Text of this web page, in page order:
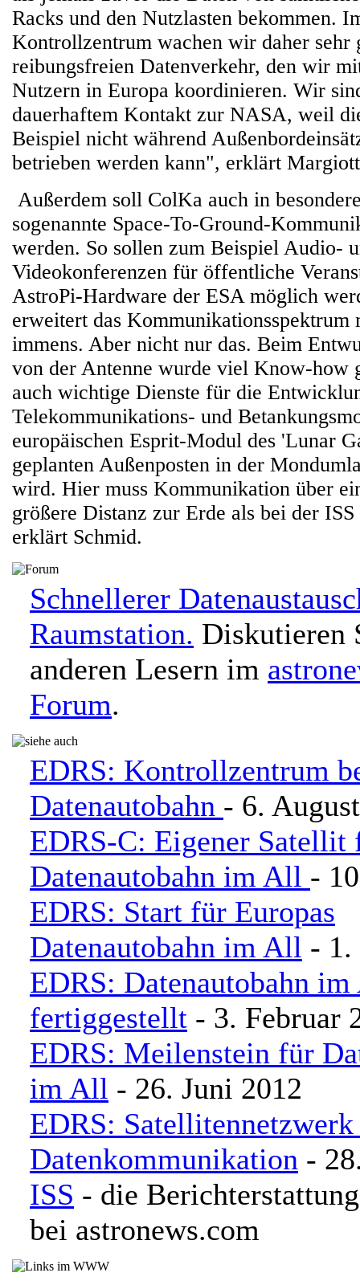
Racks und den Nutzlasten bekommen.
Kontrollzentrum wachen wir daher sehr
reibungsfreien Datenverkehr, den wir
Nutzern in Europa koordinieren. Wir
dauerhaftem Kontakt zur NASA, weil
Beispiel nicht während
betrieben werden kann", erklärt
Außerdem soll ColKa auch in
sogenannte Space-To-Ground-
werden. So sollen zum Beispiel Audio-
Videokonferenzen für öffentliche
AstroPi-Hardware der ESA möglich
erweitert das Kommunikationsspektrum
immens. Aber nicht nur das. Beim
von der Antenne wurde viel Know-how
auch wichtige Dienste für die
Telekommunikations- und
europäischen Esprit-Modul des 'Lunar
geplanten Außenposten in der
wird. Hier muss Kommunikation über
größere Distanz zur Erde als bei der
erklärt Schmid.
Schnellerer
Raumstation. Diskutieren
anderen Lesern im
Forum.
EDRS: Kontrollzentrum
Datenautobahn - 6.
EDRS-C: Eigener Satellit
Datenautobahn im All -
EDRS: Start für Europas
Datenautobahn im All - 1.
EDRS: Datenautobahn
fertiggestellt - 3. Februar
EDRS: Meilenstein für
im All - 26. Juni 2012
EDRS:
Datenkommunikation -
ISS - die
bei astronews.com